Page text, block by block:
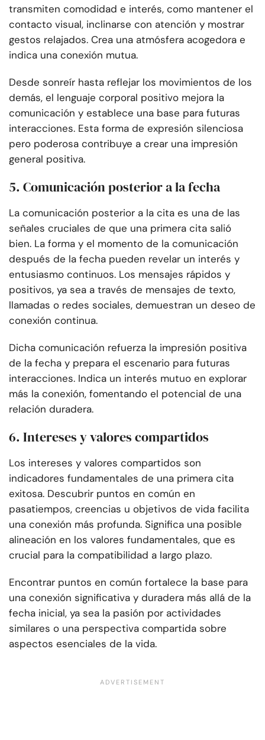
transmiten comodidad e interés, como mantener el
contacto visual, inclinarse con atención y mostrar
gestos relajados. Crea una atmósfera acogedora e
indica una conexión mutua.
Desde sonreír hasta reflejar los movimientos de los
demás, el lenguaje corporal positivo mejora la
comunicación y establece una base para futuras
interacciones. Esta forma de expresión silenciosa
pero poderosa contribuye a crear una impresión
general positiva.
5. Comunicación posterior a la fecha
La comunicación posterior a la cita es una de las
señales cruciales de que una primera cita salió
bien. La forma y el momento de la comunicación
después de la fecha pueden revelar un interés y
entusiasmo continuos. Los mensajes rápidos y
positivos, ya sea a través de mensajes de texto,
llamadas o redes sociales, demuestran un deseo de
conexión continua.
Dicha comunicación refuerza la impresión positiva
de la fecha y prepara el escenario para futuras
interacciones. Indica un interés mutuo en explorar
más la conexión, fomentando el potencial de una
relación duradera.
6. Intereses y valores compartidos
Los intereses y valores compartidos son
indicadores fundamentales de una primera cita
exitosa. Descubrir puntos en común en
pasatiempos, creencias u objetivos de vida facilita
una conexión más profunda. Significa una posible
alineación en los valores fundamentales, que es
crucial para la compatibilidad a largo plazo.
Encontrar puntos en común fortalece la base para
una conexión significativa y duradera más allá de la
fecha inicial, ya sea la pasión por actividades
similares o una perspectiva compartida sobre
aspectos esenciales de la vida.